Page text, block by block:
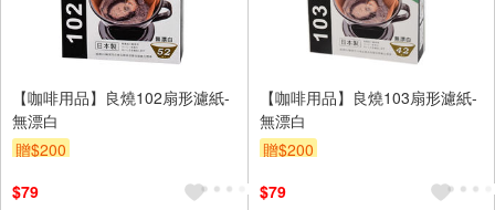
【咖啡用品】良燒102扇形濾紙-
無漂白
贈$200
$79
【咖啡用品】良燒103扇形濾紙-
無漂白
贈$200
$79